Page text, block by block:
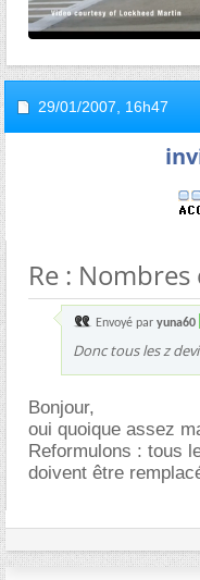
29/01/2007, 16h47
Re :
Envoyé par yuna60
Donc tous les z
Bonjour,
oui quoique assez
Reformulons : tous
doivent être